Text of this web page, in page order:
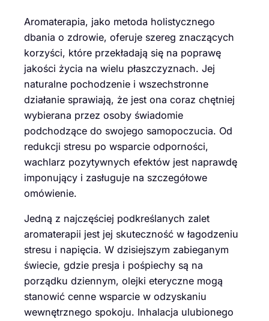
Aromaterapia, jako metoda holistycznego
dbania o zdrowie, oferuje szereg znaczących
korzyści, które przekładają się na poprawę
jakości życia na wielu płaszczyznach. Jej
naturalne pochodzenie i wszechstronne
działanie sprawiają, że jest ona coraz chętniej
wybierana przez osoby świadomie
podchodzące do swojego samopoczucia. Od
redukcji stresu po wsparcie odporności,
wachlarz pozytywnych efektów jest naprawdę
imponujący i zasługuje na szczegółowe
omówienie.
Jedną z najczęściej podkreślanych zalet
aromaterapii jest jej skuteczność w łagodzeniu
stresu i napięcia. W dzisiejszym zabieganym
świecie, gdzie presja i pośpiechy są na
porządku dziennym, olejki eteryczne mogą
stanowić cenne wsparcie w odzyskaniu
wewnętrznego spokoju. Inhalacja ulubionego